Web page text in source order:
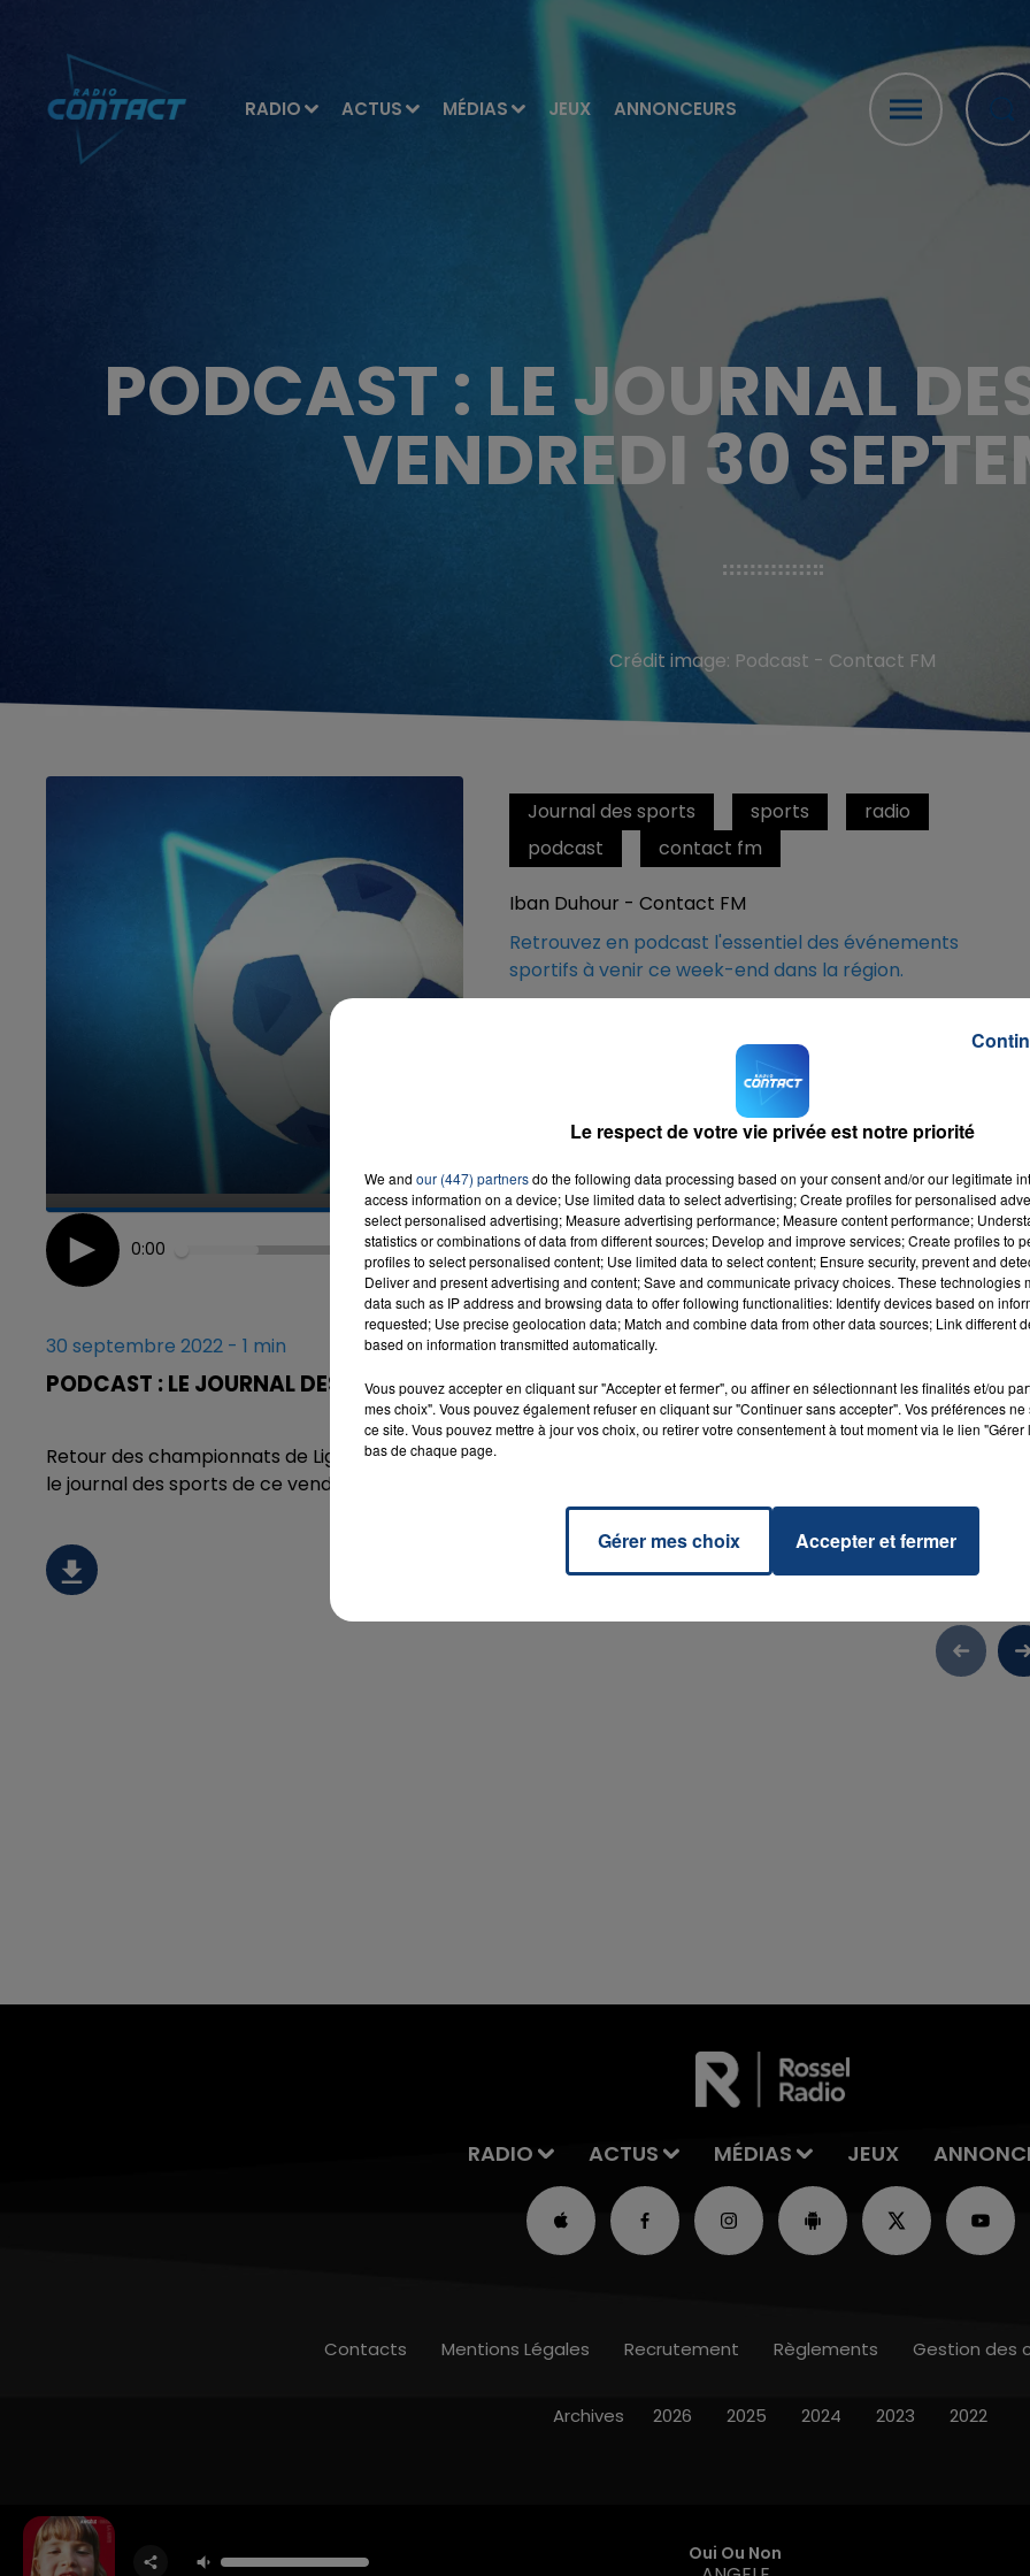
RADIO ACTUS MÉDIAS JEUX ANNONCEURS
PODCAST : LE JOURNAL
VENDREDI 30
Crédit image: Podcast - Contact FM
Journal des sports sports
radio
podcast
contact fm
Iban Duhour - Contact FM
Retrouvez en podcast l'essentiel des événements
sportifs à venir ce week-end dans la région.
0:00 1
30 septembre 2022 - 1 min
PODCAST : LE JOURNAL DES SPORTS DU VENDREDI 30 SEPTEMBRE
Retour des championnats de Ligue 1 ou Ligue 2, le derby ce soir en basket entre Lille et Saint-Quentin, c'est
le journal des sports de ce vendredi 30 septembre 2022.
RADIO ACTUS MÉDIAS JEUX
Oui Ou Non
Contacts Mentions Légales Recrutement Règlements Gestion des
Archives 2026 2025 2024 2023 2022
Le respect de votre vie privée est notre priorité
We and our (447) partnersdo the following data processing based on your consent and/or our legitimate
access information on a device; Use limited data to select advertising; Create profiles for personalised
select personalised advertising; Measure advertising performance; Measure content performance;
statistics or combinations of data from different sources; Develop and improve services; Create profiles to
profiles to select personalised content; Use limited data to select content; Ensure security, prevent and
Deliver and present advertising and content; Save and communicate privacy choices. These technologies
data such as IP address and browsing data to offer following functionalities: Identify devices based on
requested; Use precise geolocation data; Match and combine data from other data sources; Link different
based on information transmitted automatically.
Vous pouvez accepter en cliquant sur "Accepter et fermer", ou affiner en sélectionnant les finalités et/ou
mes choix". Vous pouvez également refuser en cliquant sur "Continuer sans accepter". Vos préférences
ce site. Vous pouvez mettre à jour vos choix, ou retirer votre consentement à tout moment via le lien
bas de chaque page.
Gérer mes choix Accepter et fermer